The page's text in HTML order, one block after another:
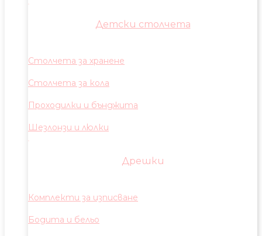
Детски столчета
Столчета за хранене
Столчета за кола
Проходилки и бънджита
Шезлонзи и люлки
Дрешки
Комплекти за изписване
Бодита и бельо